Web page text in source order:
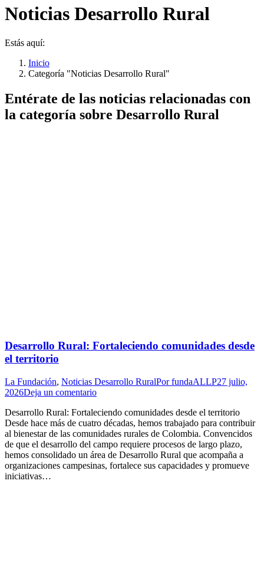
Noticias Desarrollo Rural
Estás aquí:
Inicio
Categoría "Noticias Desarrollo Rural"
Entérate de las noticias relacionadas con
la categoría sobre Desarrollo Rural
Desarrollo Rural: Fortaleciendo comunidades desde
el territorio
La Fundación, Noticias Desarrollo RuralPorfundaALLP27 julio,
2026Deja un comentario
Desarrollo Rural: Fortaleciendo comunidades desde el territorio
Desde hace más de cuatro décadas, hemos trabajado para contribuir
al bienestar de las comunidades rurales de Colombia. Convencidos
de que el desarrollo del campo requiere procesos de largo plazo,
hemos consolidado un área de Desarrollo Rural que acompaña a
organizaciones campesinas, fortalece sus capacidades y promueve
iniciativas…